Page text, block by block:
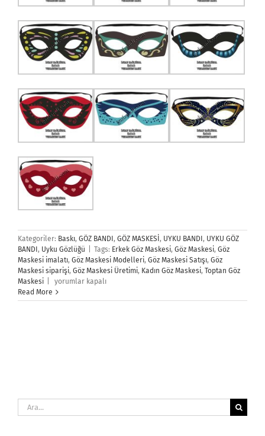
Kategoriler: Baskı, GÖZ BANDI , GÖZ MASKESİ , UYKU BANDI , UYKU GÖZ
BANDI , Uyku Gözlüğü Tags: Erkek Göz Maskesi, Göz Maskesi, Göz
Maskesi imalatı, Göz Maskesi Modelleri, Göz Maskesi Satışı, Göz
Maskesi siparişi, Göz Maskesi Üretimi, Kadın Göz Maskesi, Toptan Göz
Maskesi
Göz
Maskesi
için
yorumlar kapalı
Read More
Ara: